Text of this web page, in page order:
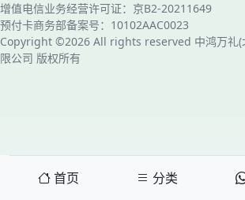
增值电信业务经营许可证：京B2-20211649
预付卡商务部备案号：10102AAC0023
Copyright ©2026 All rights reserved 中鸿万礼(
限公司 版权所有
首页 分类